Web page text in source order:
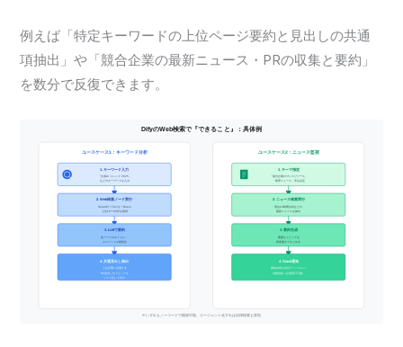
例えば「特定キーワードの上位ページ要約と見出しの共通
項抽出」や「競合企業の最新ニュース・PRの収集と要約」
を数分で反復できます。